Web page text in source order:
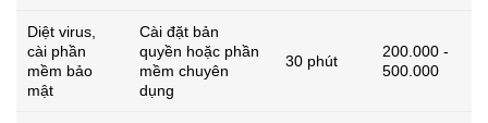
Diệt virus,
cài phần
mềm bảo
mật
Cài đặt bản
quyền hoặc phần
mềm chuyên
dụng
30 phút
200.000 -
500.000